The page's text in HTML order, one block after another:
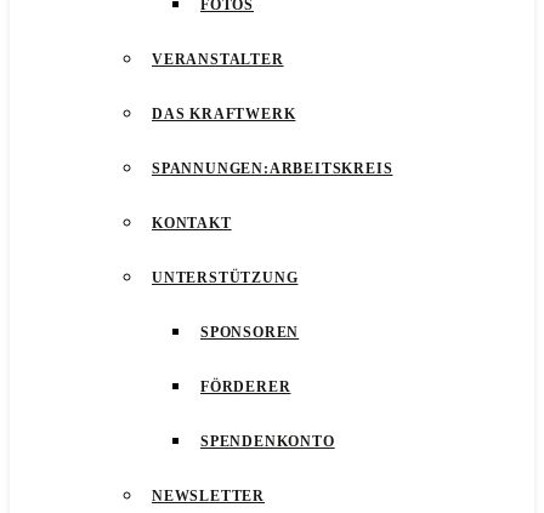
FOTOS
VERANSTALTER
DAS KRAFTWERK
SPANNUNGEN:ARBEITSKREIS
KONTAKT
UNTERSTÜTZUNG
SPONSOREN
FÖRDERER
SPENDENKONTO
NEWSLETTER